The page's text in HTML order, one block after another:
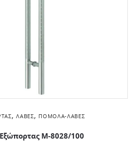
,ΛΑΒΈΣ, ΠΌΜΟΛΑ-ΛΑΒΈΣ
M-8028/100